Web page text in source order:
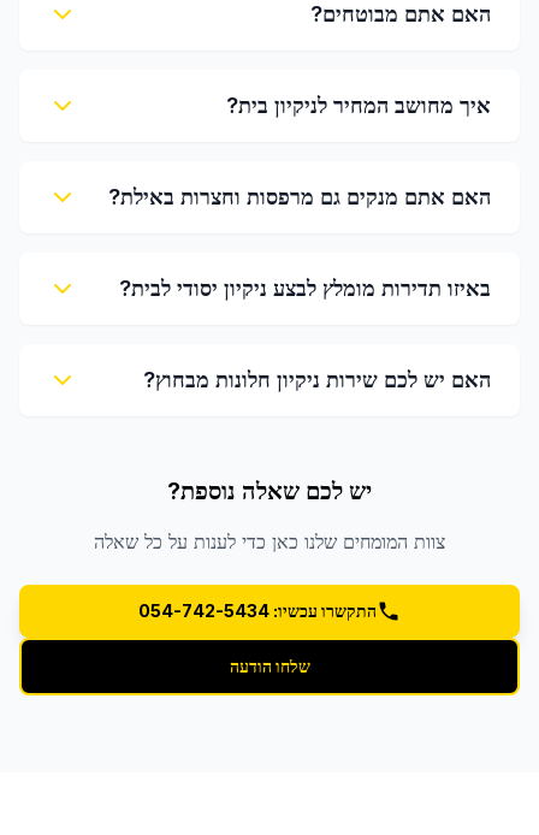
האם אתם מבוטחים?
איך מחושב המחיר לניקיון בית?
האם אתם מנקים גם מרפסות וחצרות באילת?
באיזו תדירות מומלץ לבצע ניקיון יסודי לבית?
האם יש לכם שירות ניקיון חלונות מבחוץ?
יש לכם שאלה נוספת?
צוות המומחים שלנו כאן כדי לענות על כל שאלה
התקשרו עכשיו: 054-742-5434
שלחו הודעה